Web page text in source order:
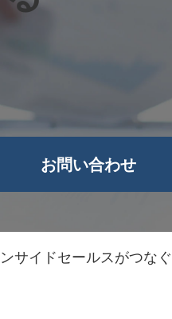
お問い合わせ
ンサイドセールスがつな